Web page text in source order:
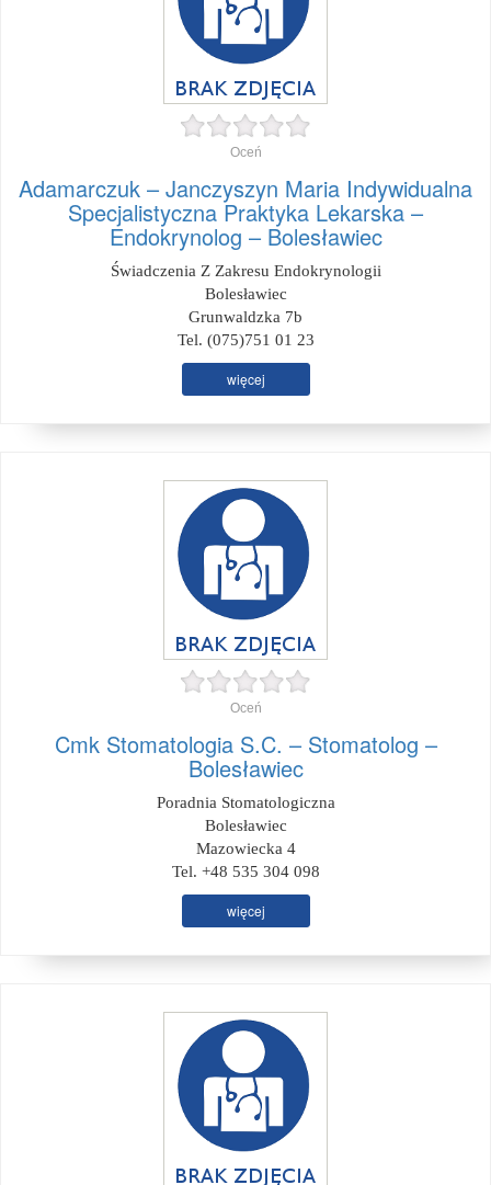
Oceń
Adamarczuk – Janczyszyn Maria Indywidualna
Specjalistyczna Praktyka Lekarska –
Endokrynolog – Bolesławiec
Świadczenia Z Zakresu Endokrynologii
Bolesławiec
Grunwaldzka 7b
Tel. (075)751 01 23
więcej
Oceń
Cmk Stomatologia S.C. – Stomatolog –
Bolesławiec
Poradnia Stomatologiczna
Bolesławiec
Mazowiecka 4
Tel. +48 535 304 098
więcej